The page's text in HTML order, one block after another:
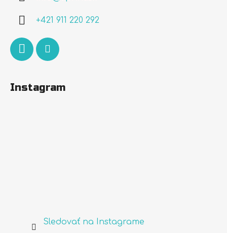
+421 911 220 292
Instagram
Sledovať na Instagrame